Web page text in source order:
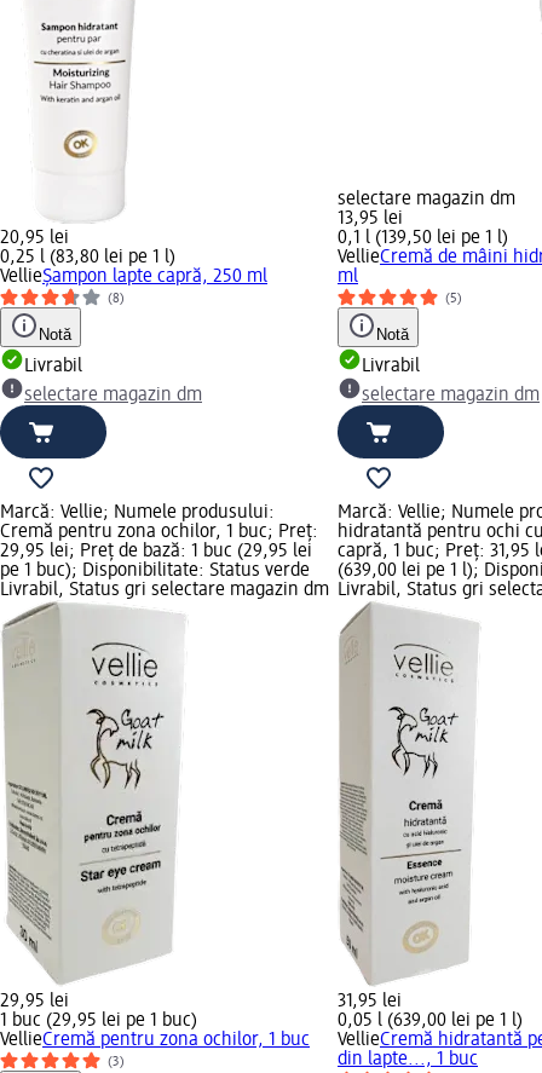
20,95 lei
0,25 l (83,80 lei pe 1 l)
VellieŞampon lapte capră, 250 ml
(8)
Notă
Livrabil
selectare magazin dm
selectare magazin dm
13,95 lei
0,1 l (139,50 lei pe 1 l)
VellieCremă de mâini
ml
(5)
Notă
Livrabil
selectare magazin dm
Marcă: Vellie; Numele produsului:
Cremă pentru zona ochilor, 1 buc; Preț:
29,95 lei; Preț de bază: 1 buc (29,95 lei
pe 1 buc); Disponibilitate: Status verde
Livrabil, Status gri selectare magazin dm
29,95 lei
1 buc (29,95 lei pe 1 buc)
VellieCremă pentru zona ochilor, 1 buc
(3)
Marcă: Vellie; Numele
hidratantă pentru ochi
capră, 1 buc; Preț: 31,95
(639,00 lei pe 1 l);
Livrabil, Status gri
31,95 lei
0,05 l (639,00 lei pe 1 l)
VellieCremă hidratantă
din lapte..., 1 buc